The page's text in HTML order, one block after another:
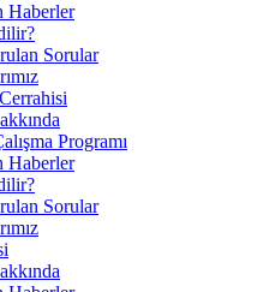
Haberler
Sorular
Programı
Haberler
Sorular